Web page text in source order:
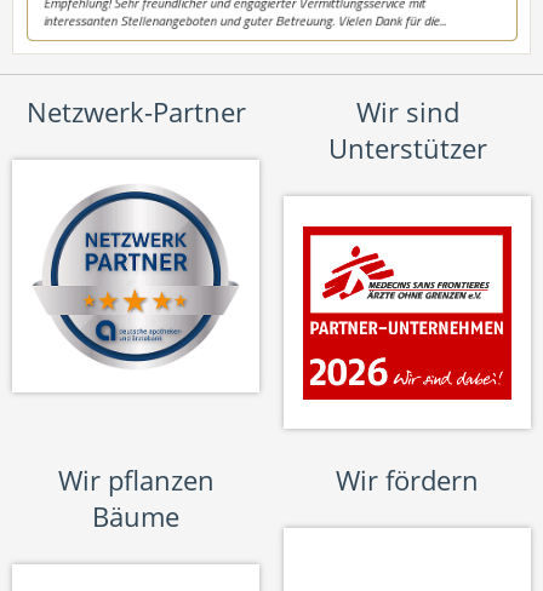
Netzwerk-Partner
Wir sind
Unterstützer
Wir pflanzen
Bäume
Wir fördern